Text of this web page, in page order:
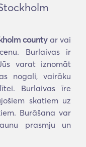
countyar vai
Burlaivas ir
varat iznomāt
nogali, vairāku
Burlaivas īre
skatiem uz
Burāšana var
prasmju un